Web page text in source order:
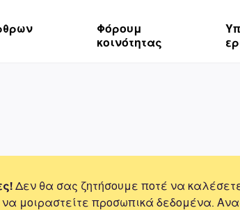
Φόρουμ
κοινότητας
Δεν θα σας ζητήσουμε ποτέ να
μοιραστείτε προσωπικά δεδομένα.